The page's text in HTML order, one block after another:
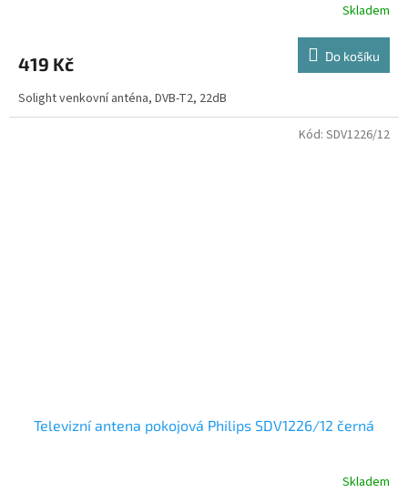
Skladem
419 Kč Do košíku
Solight venkovní anténa, DVB-T2, 22dB
Televizní antena pokojová Philips SDV1226/12 černá
Skladem
Kód: SDV1226/12